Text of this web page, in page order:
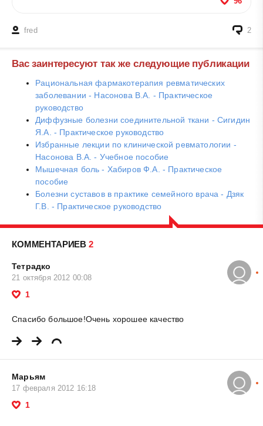
fred 2
Вас заинтересуют так же следующие публикации
Рациональная фармакотерапия ревматических
заболевании - Насонова В.А. - Практическое
руководство
Диффузные болезни соединительной ткани - Сигидин
Я.А. - Практическое руководство
Избранные лекции по клинической ревматологии -
Насонова В.А. - Учебное пособие
Мышечная боль - Хабиров Ф.А. - Практическое
пособие
Болезни суставов в практике семейного врача - Дзяк
Г.В. - Практическое руководство
КОММЕНТАРИЕВ 2
Тетрадко
21 октября 2012 00:08
1
Спасибо большое!Очень хорошее качество
Марьям
17 февраля 2012 16:18
1